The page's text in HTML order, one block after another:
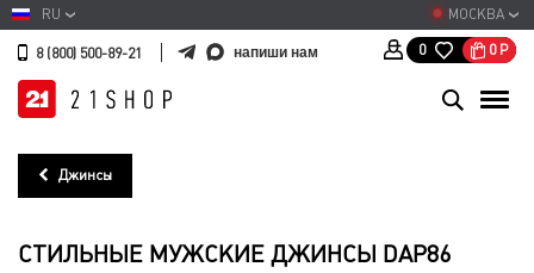
МОСКВА
RU
8 (800) 500-89-21 напиши нам 0 0 Р
Джинсы
СТИЛЬНЫЕ МУЖСКИЕ ДЖИНСЫ DAP86